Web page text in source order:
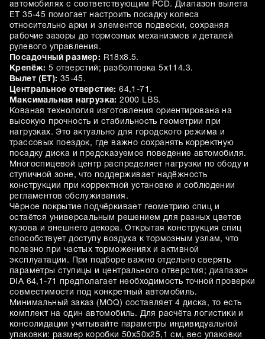
автомобилях с соответствующим PCD. Диапазон вылета
ET 35-45 помогает настроить посадку колеса
относительно арки и элементов подвески, сохраняя
рабочие зазоры до тормозных механизмов и деталей
рулевого управления.
Посадочный размер: R18x8.5.
Крепёж: 5 отверстий; разболтовка 5x114.3.
Вылет (ET): 35-45.
Центральное отверстие: 64,1-71.
Максимальная нагрузка: 2000 LBS.
Кованая технология изготовления ориентирована на
высокую прочность и стабильность геометрии при
нагрузках. Это актуально для городского режима и
трассовых поездок, где важно сохранять корректную
посадку диска и предсказуемое поведение автомобиля.
Многоспицевой центр распределяет нагрузки по ободу и
ступичной зоне, что поддерживает надёжность
конструкции при корректной установке и соблюдении
регламентов обслуживания.
Чёрное покрытие подчёркивает геометрию спиц и
остаётся универсальным решением для разных цветов
кузова и внешнего декора. Открытая конструкция спиц
способствует доступу воздуха к тормозным узлам, что
полезно при частых торможениях и активной
эксплуатации. При подборе важно отдельно сверять
параметры ступицы и центрального отверстия; диапазон
DIA 64,1-71 предполагает необходимость точной проверки
совместимости под конкретный автомобиль.
Минимальный заказ (MOQ) составляет 4 диска, то есть
комплект на один автомобиль. Для расчёта логистики и
консолидации учитывайте параметры индивидуальной
упаковки: размер коробки 50х50х25,1 см, вес упаковки